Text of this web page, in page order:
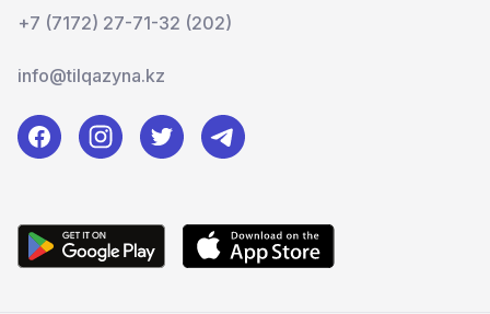
+7 (7172) 27-71-32 (202)
info@tilqazyna.kz